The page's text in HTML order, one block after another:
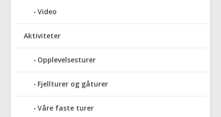
Video
Aktiviteter
Opplevelsesturer
Fjellturer og gåturer
Våre faste turer